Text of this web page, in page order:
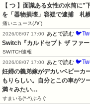
【 つ 】面識ある女性の水筒に
を「器物損壊」容疑で逮捕　札
痛いニュース(ﾉ∀`)
2026/08/07 17:00
あとで読む
Switch『カルドセプト ザ ファ
SWITCH速報
2026/08/07 17:00
あとで読む
妊婦の義弟嫁がデカいベビーカ
もりらしい。自分とこの車がツ
満々みたい…
すまいる(^-^)ぶろぐ